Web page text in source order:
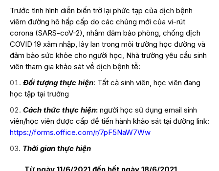
Trước tình hình diễn biến trở lại phức tạp của dịch bệnh
viêm đường hô hấp cấp do các chủng mới của vi-rút
corona (SARS-coV-2), nhằm đảm bảo phòng, chống dịch
COVID 19 xâm nhập, lây lan trong môi trường học đường và
đảm bảo sức khỏe cho người học, Nhà trường yêu cầu sinh
viên tham gia khảo sát về dịch bệnh tễ:
Đối tượng thực hiện: Tất cả sinh viên, học viên đang
học tập tại trường
Cách thức thực hiện: người học sử dụng email sinh
viên/học viên được cấp để tiến hành khảo sát tại đường link:
https://forms.office.com/r/7pF5NaW7Ww
Thời gian thực hiện